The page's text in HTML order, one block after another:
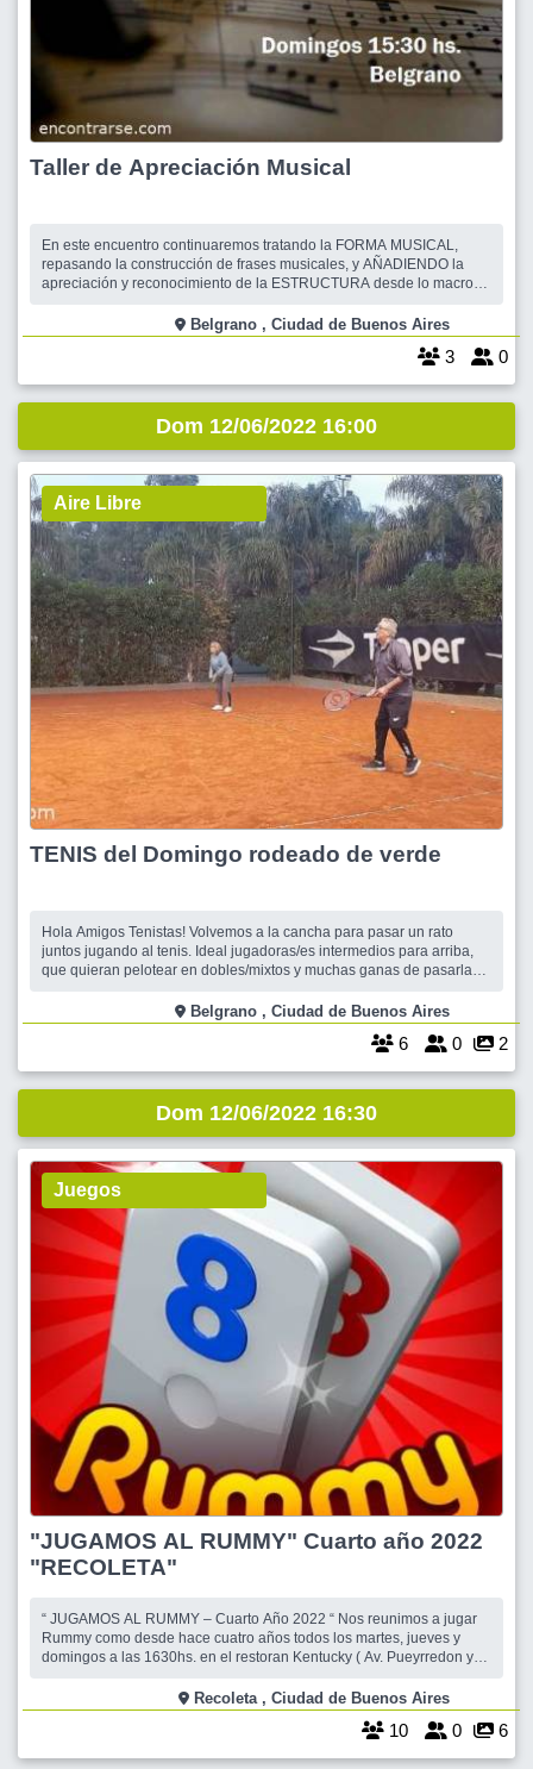
Taller de Apreciación Musical
En este encuentro continuaremos tratando la FORMA MUSICAL,
repasando la construcción de frases musicales, y AÑADIENDO la
apreciación y reconocimiento de la ESTRUCTURA desde lo macro-
características y compositores a través de obras maravillosas.
Bienvenida/os a este espacio de domingos
Belgrano , Ciudad de Buenos Aires
3 0
Dom 12/06/2022 16:00
Aire Libre
TENIS del Domingo rodeado de verde
Hola Amigos Tenistas! Volvemos a la cancha para pasar un rato
juntos jugando al tenis. Ideal jugadoras/es intermedios para arriba,
que quieran pelotear en dobles/mixtos y muchas ganas de pasarla
de ladrillo y rodeadas de verde y con instalaciones de primera
Belgrano , Ciudad de Buenos Aires
6 0 2
Dom 12/06/2022 16:30
Juegos
"JUGAMOS AL RUMMY" Cuarto año 2022
"RECOLETA"
“ JUGAMOS AL RUMMY – Cuarto Año 2022 “ Nos reunimos a jugar
Rummy como desde hace cuatro años todos los martes, jueves y
domingos a las 1630hs. en el restoran Kentucky ( Av. Pueyrredon y
vez deben confirmarse para que podamos llevar todos los juegos de
rummy que sean nec
Recoleta , Ciudad de Buenos Aires
10 0 6